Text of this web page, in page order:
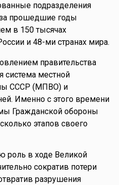
подразделения
прошедшие годы
в 150 тысячах
и 48-ми странах мира.
правительства
система местной
СССР (МПВО) и
Именно с этого времени
Гражданской обороны
этапов своего
роль в ходе Великой
сократив потери
разрушения